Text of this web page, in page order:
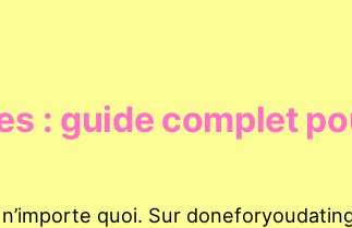
: guide complet
quoi. Sur